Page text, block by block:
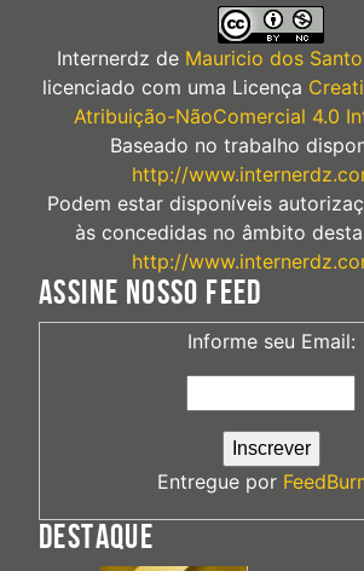
Internerdz de Mauricio dos
licenciado com uma Licença
Atribuição-NãoComercial 4.0
Baseado no trabalho
http://
Podem estar disponíveis
às concedidas no âmbito
http://
ASSINE NOSSO FEED
Informe seu Email:
Entregue por
DESTAQUE